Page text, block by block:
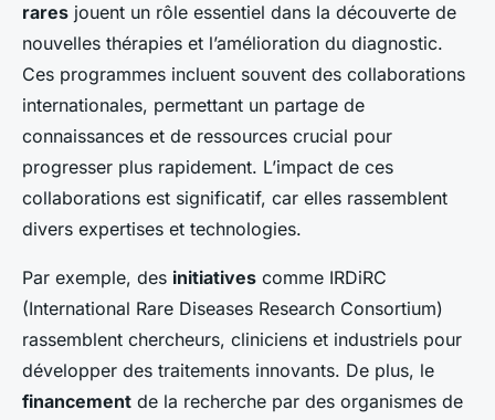
rares jouent un rôle essentiel dans la découverte de
nouvelles thérapies et l’amélioration du diagnostic.
Ces programmes incluent souvent des collaborations
internationales, permettant un partage de
connaissances et de ressources crucial pour
progresser plus rapidement. L’impact de ces
collaborations est significatif, car elles rassemblent
divers expertises et technologies.
Par exemple, des initiatives comme IRDiRC
(International Rare Diseases Research Consortium)
rassemblent chercheurs, cliniciens et industriels pour
développer des traitements innovants. De plus, le
financement de la recherche par des organismes de